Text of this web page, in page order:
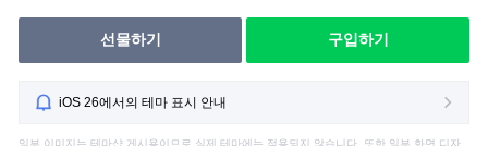
선물하기 구입하기
iOS 26에서의 테마 표시 안내
일부 이미지는 테마샵 게시용이므로 실제 테마에는 적용되지 않습니다. 또한 일부 화면 디자